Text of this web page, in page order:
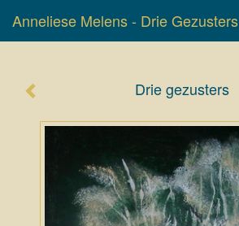
Anneliese Melens - Drie Gezusters
Drie gezusters